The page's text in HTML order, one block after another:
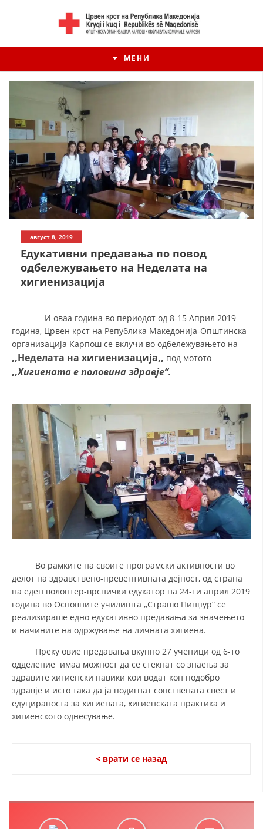
МЕНИ
ПРИРАЧНИЦИ
ЕДУКАТИВНО ИНФОРМАТИВНИ МАТЕРИЈАЛИ
БРОШУРИ
ПОСТЕРИ
ПРЕЗЕНТАЦИИ
август 8, 2019
Едукативни предавања по повод
одбележувањето на Неделата на
хигиенизација
И оваа година во периодот од 8-15 Април 2019
година, Црвен крст на Република Македонија-Општинска
организација Карпош се вклучи во одбележувањето на
,,Неделата на хигиенизација,, под мотото
,,Хигиената е половина здравје“.
Во рамките на своите програмски активности во
делот на здравствено-превентивната дејност, од страна
на еден волонтер-врснички едукатор на 24-ти април 2019
година во Основните училишта ,,Страшо Пинџур“ се
реализираше едно едукативно предавања за значењето
и начините на одржување на личната хигиена.
Преку овие предавања вкупно 27 ученици од 6-то
одделение имаа можност да се стекнат со знаења за
здравите хигиенски навики кои водат кон подобро
здравје и исто така да ја подигнат сопствената свест и
едуцираноста за хигиената, хигиенската практика и
хигиенското однесување.
< врати се назад